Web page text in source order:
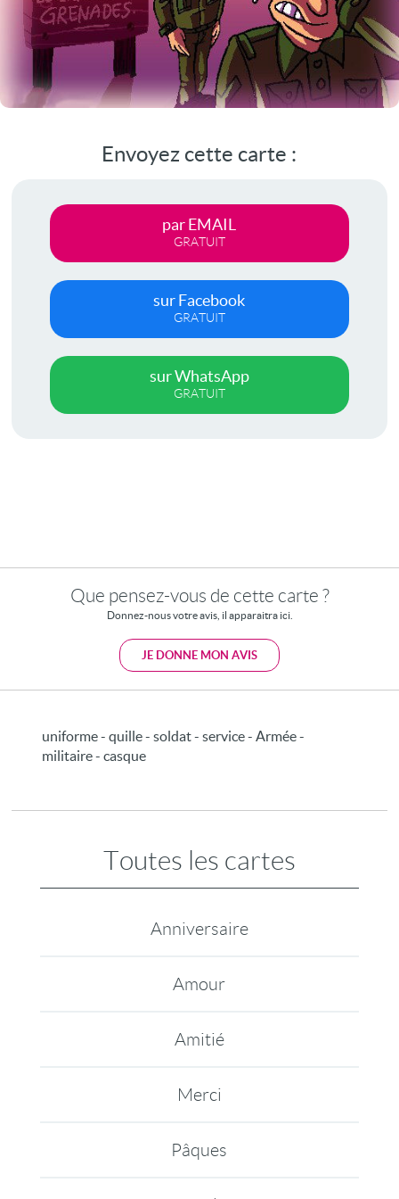
Envoyez cette carte :
par EMAIL
GRATUIT
sur Facebook
GRATUIT
sur WhatsApp
GRATUIT
Que pensez-vous de cette carte ?
Donnez-nous votre avis, il apparaitra ici.
JE DONNE MON AVIS
uniforme - quille - soldat - service - Armée -
militaire - casque
Toutes les cartes
Anniversaire
Amour
Amitié
Merci
Pâques